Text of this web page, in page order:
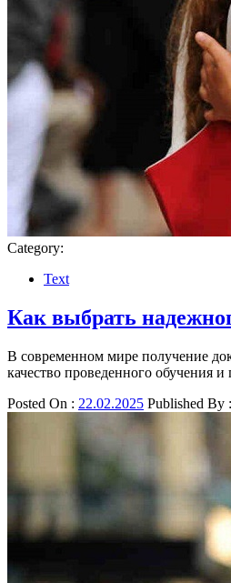
Category:
Text
Как выбрать
В современном мире получение
качество проведенного обучения
Posted On : 22.02.2025 Published By :